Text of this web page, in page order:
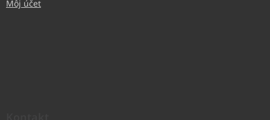
Môj účet